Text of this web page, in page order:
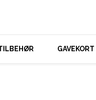
GAVEKORT